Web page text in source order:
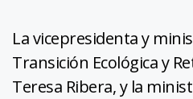
La vicepresidenta y
Transición Ecológica y
Teresa Ribera, y la